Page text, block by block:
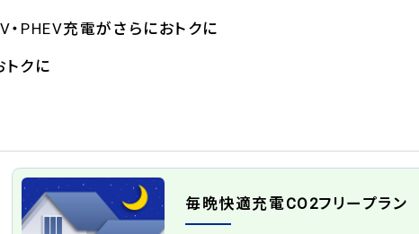
PHEV充電がさらにおトクに
クに
毎晩快適充電CO2フリープラン